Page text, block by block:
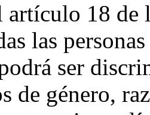
artículo 18 de
las
ser
de género,